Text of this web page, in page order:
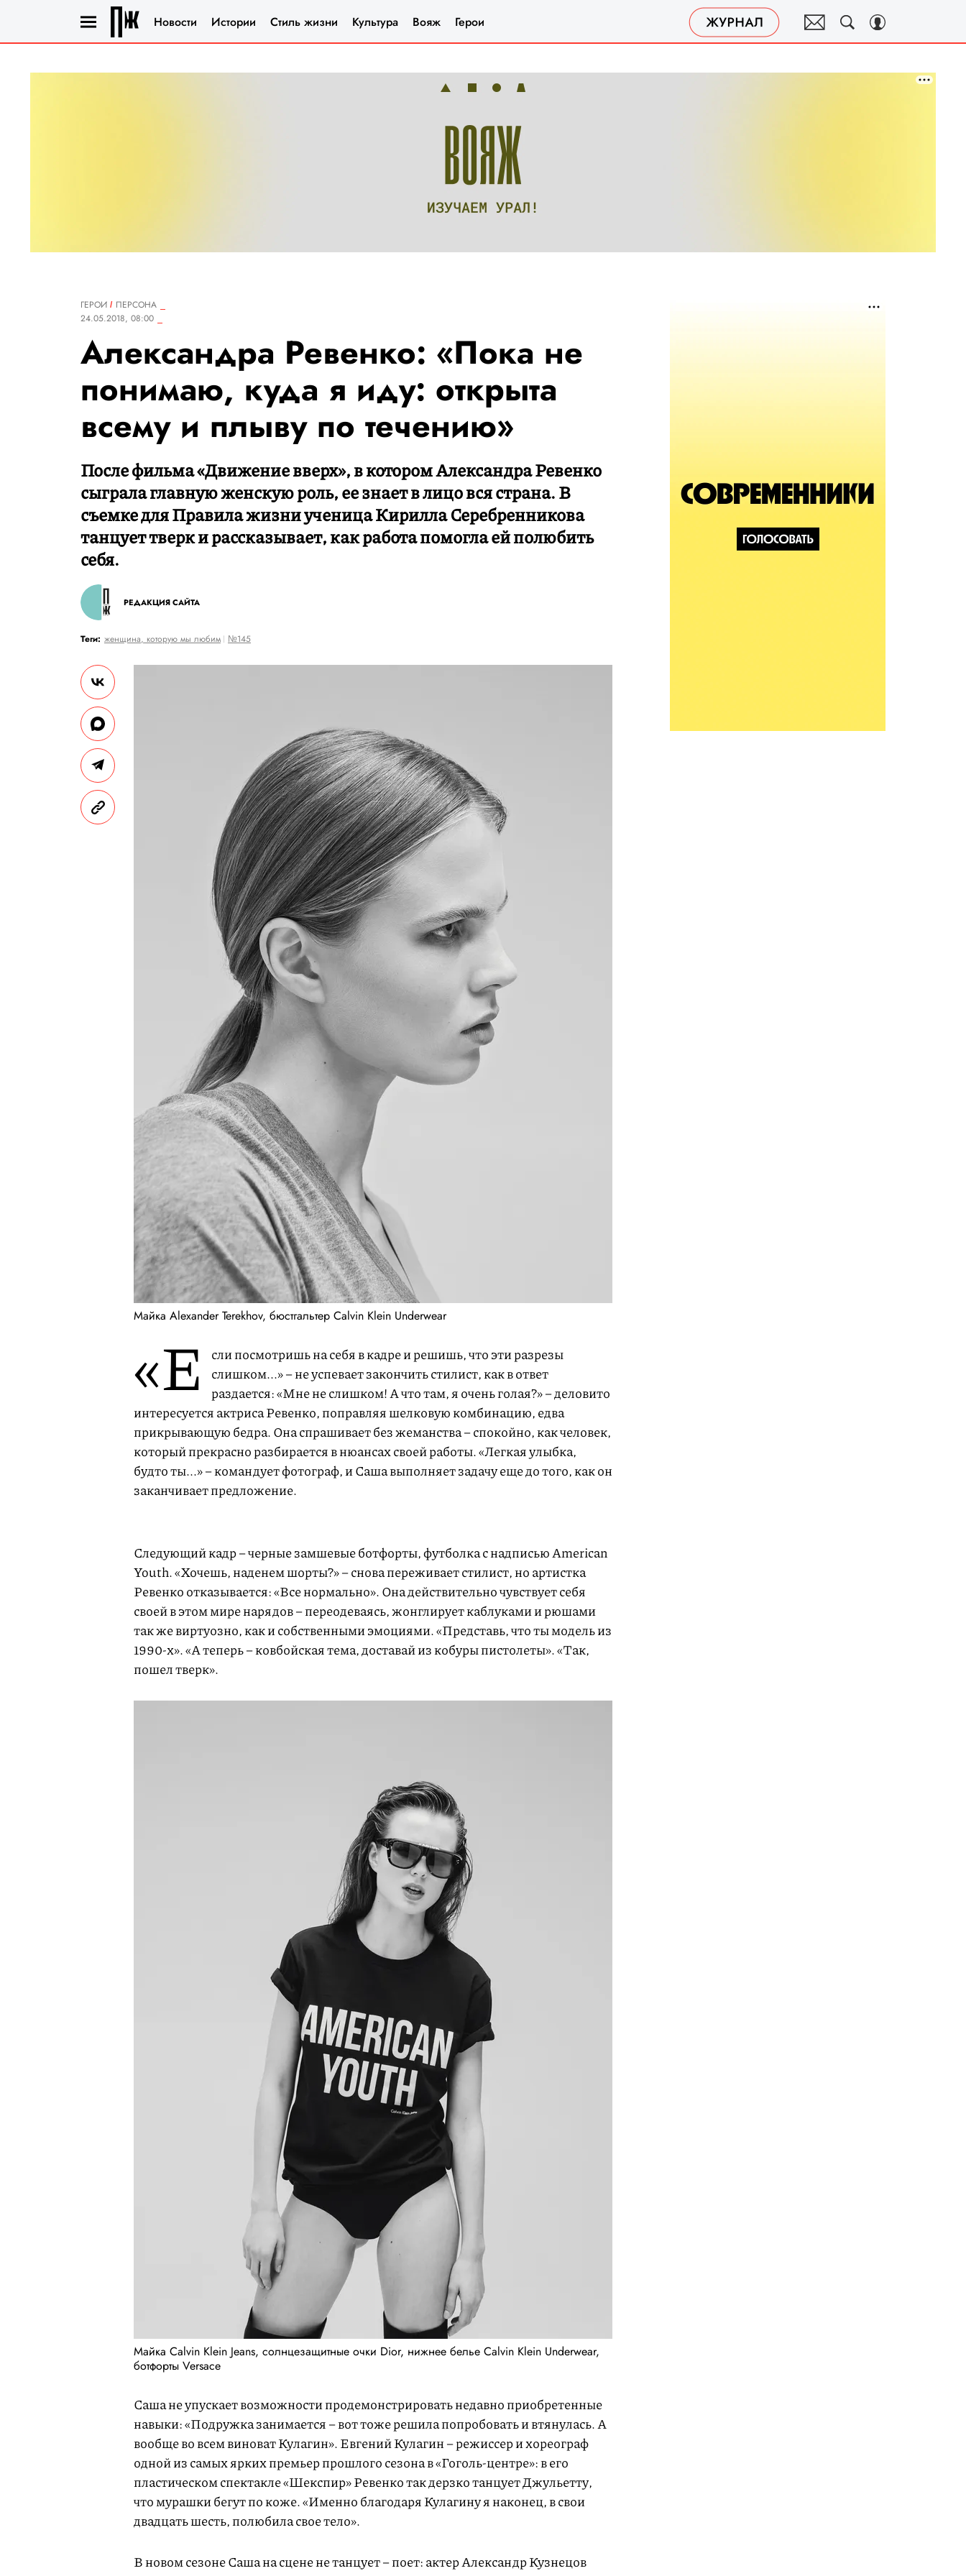
Новости Истории Стиль жизни Культура Вояж Герои
ГЕРОИ
ПЕРСОНА
24.05.2018, 08:00
Александра Ревенко: «Пока не
понимаю, куда я иду: открыта
всему и плыву по течению»
После фильма «Движение вверх», в котором Александра Ревенко
сыграла главную женскую роль, ее знает в лицо вся страна. В
съемке для Правила жизни ученица Кирилла Серебренникова
танцует тверк и рассказывает, как работа помогла ей полюбить
себя.
РЕДАКЦИЯ САЙТА
Теги: женщина, которую мы любим №145
Майка Alexander Terekhov, бюстгальтер Calvin Klein Underwear
«Е
сли посмотришь на себя в кадре и решишь, что эти разрезы
слишком...» – не успевает закончить стилист, как в ответ
раздается: «Мне не слишком! А что там, я очень голая?» – деловито
интересуется актриса Ревенко, поправляя шелковую комбинацию, едва
прикрывающую бедра. Она спрашивает без жеманства – спокойно, как человек,
который прекрасно разбирается в нюансах своей работы. «Легкая улыбка,
будто ты...» – командует фотограф, и Саша выполняет задачу еще до того, как он
заканчивает предложение.
Следующий кадр – черные замшевые ботфорты, футболка с надписью American
Youth. «Хочешь, наденем шорты?» – снова переживает стилист, но артистка
Ревенко отказывается: «Все нормально». Она действительно чувствует себя
своей в этом мире нарядов – переодеваясь, жонглирует каблуками и рюшами
так же виртуозно, как и собственными эмоциями. «Представь, что ты модель из
1990-х». «А теперь – ковбойская тема, доставай из кобуры пистолеты». «Так,
пошел тверк».
Майка Calvin Klein Jeans, солнцезащитные очки Dior, нижнее белье Calvin Klein Underwear,
ботфорты Versace
Саша не упускает возможности продемонстрировать недавно приобретенные
навыки: «Подружка занимается – вот тоже решила попробовать и втянулась. А
вообще во всем виноват Кулагин». Евгений Кулагин – режиссер и хореограф
одной из самых ярких премьер прошлого сезона в «Гоголь-центре»: в его
пластическом спектакле «Шекспир» Ревенко так дерзко танцует Джульетту,
что мурашки бегут по коже. «Именно благодаря Кулагину я наконец, в свои
двадцать шесть, полюбила свое тело».
В новом сезоне Саша на сцене не танцует – поет: актер Александр Кузнецов